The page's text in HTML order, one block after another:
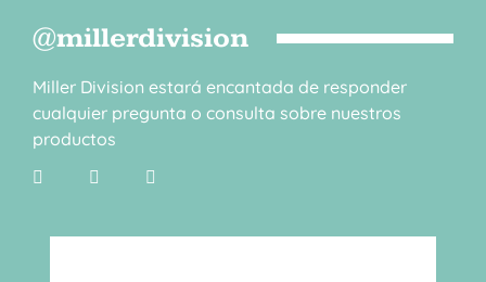
@millerdivision
Miller Division estará encantada de responder
cualquier pregunta o consulta sobre nuestros
productos